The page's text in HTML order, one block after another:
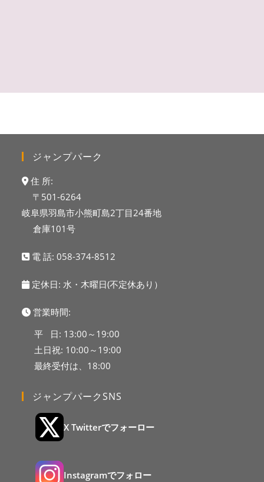
ジャンプパーク
住 所:
〒501-6264
岐阜県羽島市小熊町島2丁目24番地
倉庫101号
電 話:058-374-8512
定休日: 水・木曜日(不定休あり）
営業時間:
平 日: 13:00～19:00
土日祝: 10:00～19:00
最終受付は、18:00
ジャンプパークSNS
X Twitterでフォーロー
Instagramでフォロー